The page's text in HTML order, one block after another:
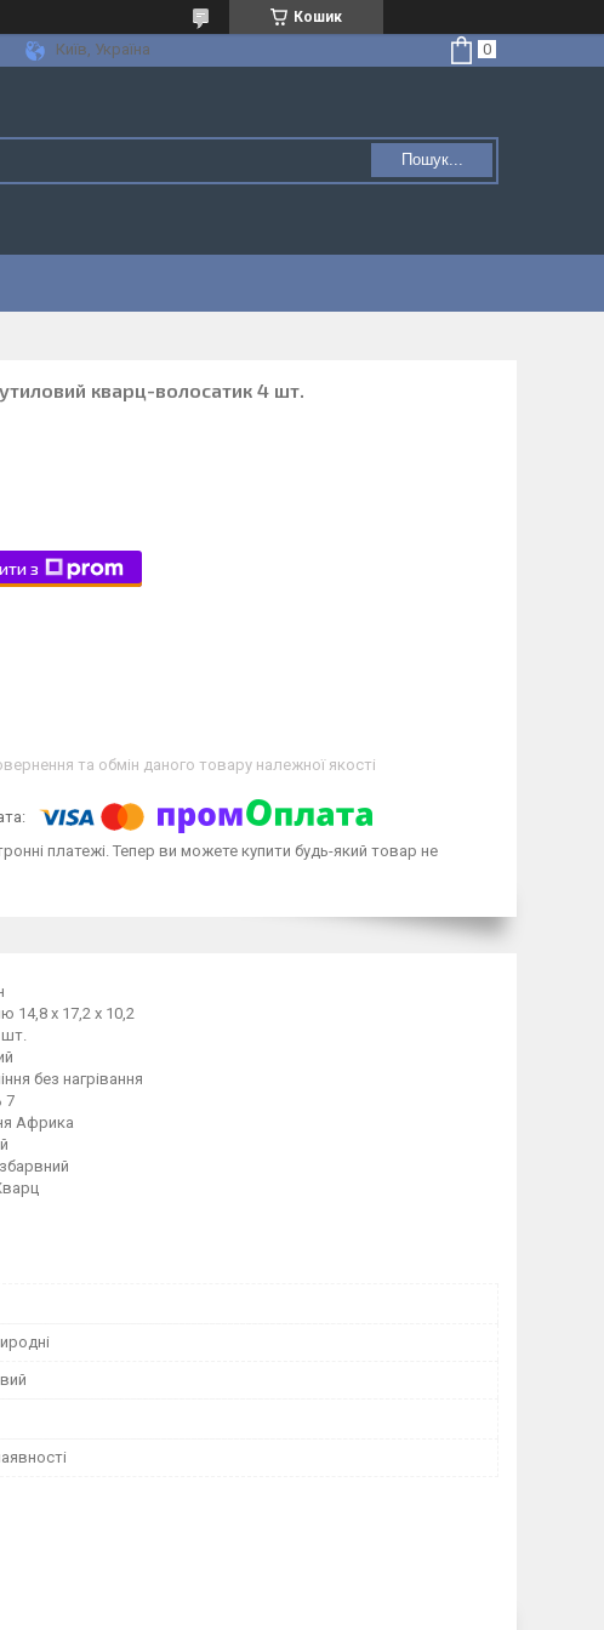
Кошик
Київ, Україна
Пошук...
кварц-волосатик 4 шт.
з
та обмін даного товару належної якості
платежі. Тепер ви можете купити будь-який товар не
14,8 х 17,2 х 10,2
шт.
без нагрівання
7
Африка